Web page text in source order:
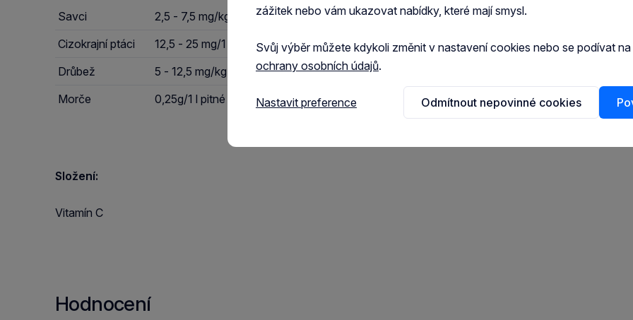
Savci
2,5 - 7,5 mg/kg ž.hm.
Cizokrajní ptáci
12,5 - 25 mg/1 l pitné vody
Drůbež
5 - 12,5 mg/kg ž.hm. (62 mg/kg krmiva)
Morče
0,25g/1 l pitné vody
Složení:
Vitamín C
Hodnocení
zážitek nebo vám ukazovat nabídky, které mají smysl.
Svůj výběr můžete kdykoli změnit v nastavení cookies nebo se podívat na
ochrany osobních údajů.
Nastavit preference Odmítnout nepovinné cookies